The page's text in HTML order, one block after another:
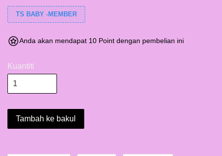
TS BABY -MEMBER
Anda akan mendapat 10 Point dengan pembelian ini
Kuantiti
Tambah ke bakul